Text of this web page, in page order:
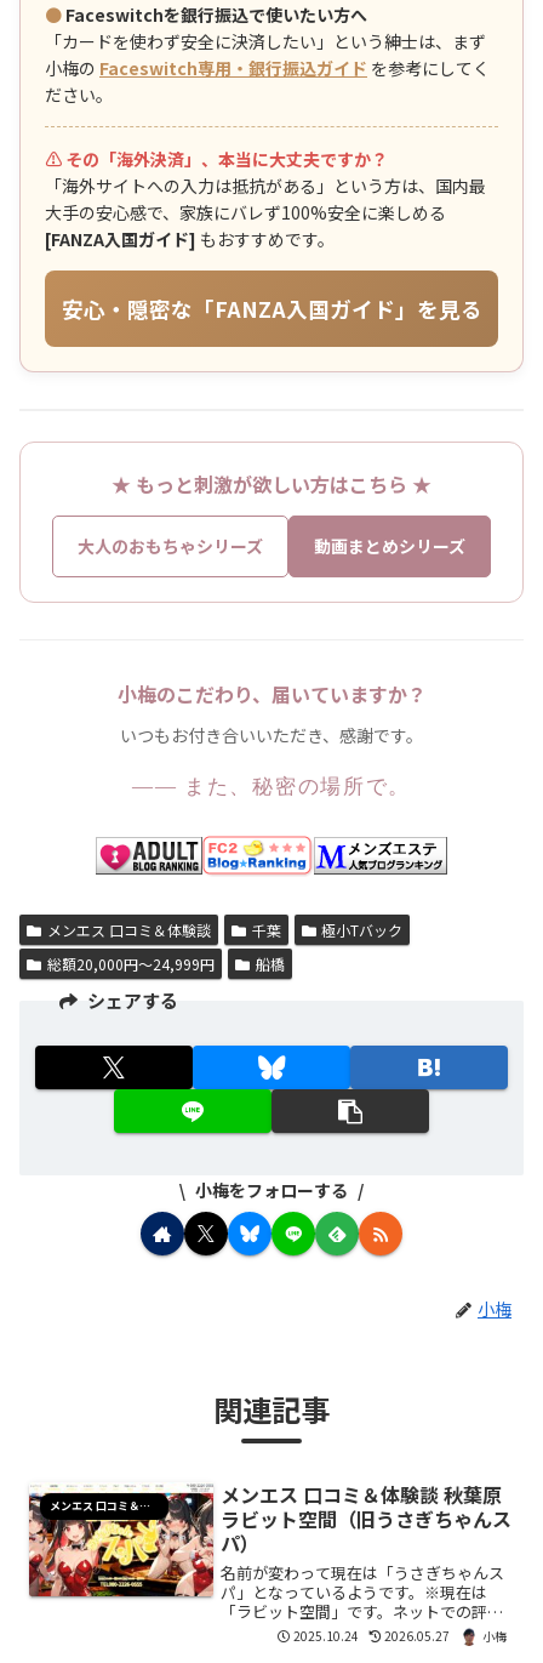
● Faceswitchを銀行振込で使いたい方へ
「カードを使わず安全に決済したい」という紳士は、まず
小梅の Faceswitch専用・銀行振込ガイド を参考にしてく
ださい。
⚠️ その「海外決済」、本当に大丈夫ですか？
「海外サイトへの入力は抵抗がある」という方は、国内最
大手の安心感で、家族にバレず100%安全に楽しめる
[FANZA入国ガイド] もおすすめです。
安心・隠密な「FANZA入国ガイド」を見る
★ もっと刺激が欲しい方はこちら ★
大人のおもちゃシリーズ 動画まとめシリーズ
小梅のこだわり、届いていますか？
いつもお付き合いいただき、感謝です。
—— また、秘密の場所で。
メンエス 口コミ＆体験談 千葉
極小Tバック
総額20,000円～24,999円
船橋
シェアする
小梅をフォローする
小梅
関連記事
メンエス 口コミ＆体験談
メンエス 口コミ＆体験談 秋葉原
ラビット空間（旧うさぎちゃんス
パ）
名前が変わって現在は「うさぎちゃんス
パ」となっているようです。※現在は
「ラビット空間」です。ネットでの評判
も良いし、行ってみたいお店の１つでし
た。タイミングが合ってお邪魔してきま
2025.10.24 2026.05.27 小梅